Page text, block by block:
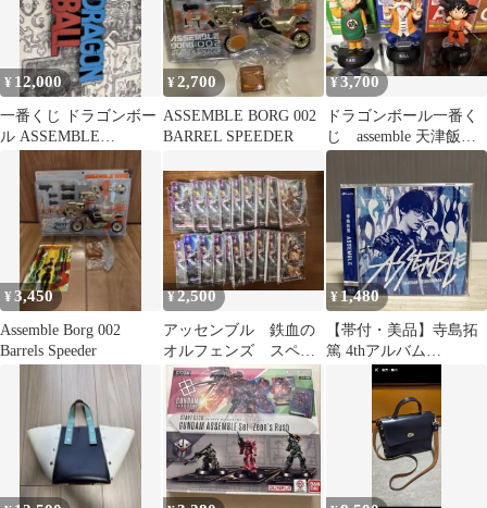
¥ 12,000
一番くじ ドラゴンボー
ル ASSEMBLE
ワン賞
¥2,700
ASSEMBLE BORG 002
BARREL SPEEDER
¥3,700
ドラゴンボール一番く
じ assemble 天津飯
亀仙人 孫悟空
¥3,450
Assemble Borg 002
Barrels Speeder
¥2,500
アッセンブル 鉄血の
オルフェンズ スペシ
ャルカード20セット
ガンダム
¥1,480
【帯付・美品】寺島拓
篤 4thアルバム
ASSEMBLE 初回限定盤
CD+BD